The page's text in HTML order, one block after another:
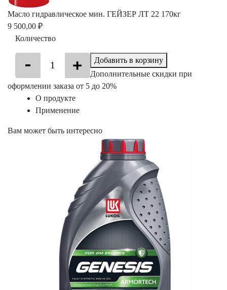
Масло гидравлическое мин. ГЕЙЗЕР ЛТ 22 170кг
9 500,00 ₽
Количество
Добавить в корзину
Дополнительные скидки при
оформлении заказа от 5 до 20%
О продукте
Применение
Вам может быть интересно